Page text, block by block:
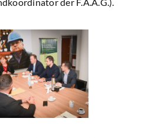
der F.A.A.G.).